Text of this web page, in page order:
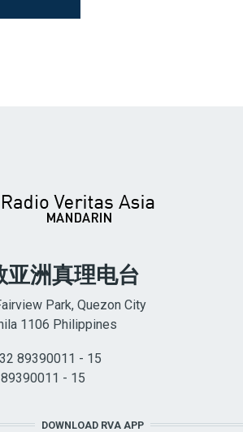
亚洲真理电台
Park, Quezon City
1106 Philippines
89390011 - 15
- 15
DOWNLOAD RVA APP